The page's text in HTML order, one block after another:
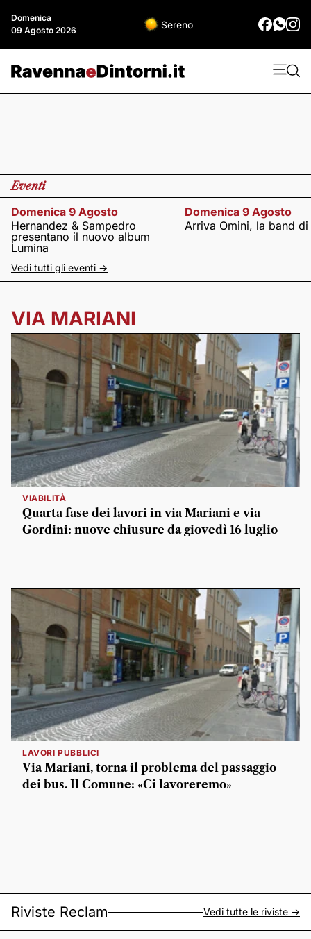
Domenica
09 Agosto 2026
Sereno
Eventi
Domenica 9 Agosto
Hernandez & Sampedro
presentano il nuovo album
Lumina
Domenica 9 Agosto
Arriva Omini, la band
Vedi tutti gli eventi ->
VIA MARIANI
VIABILITÀ
Quarta fase dei lavori in via Mariani e via
Gordini: nuove chiusure da giovedì 16 luglio
LAVORI PUBBLICI
Via Mariani, torna il problema del passaggio
dei bus. Il Comune: «Ci lavoreremo»
Riviste Reclam Vedi tutte le riviste ->